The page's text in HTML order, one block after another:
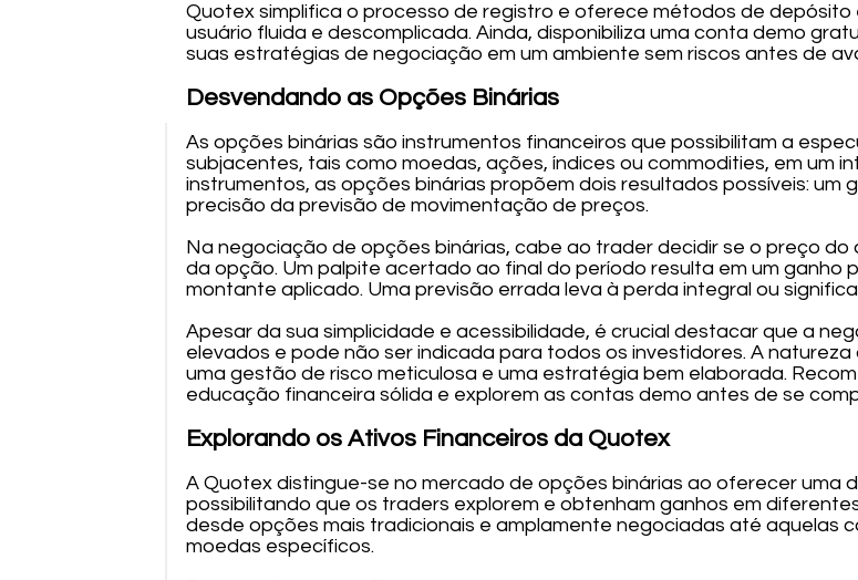
Quotex simplifica o processo de registro e oferece métodos de depósito
usuário fluida e descomplicada. Ainda, disponibiliza uma conta demo
suas estratégias de negociação em um ambiente sem riscos antes de
Desvendando as Opções Binárias
As opções binárias são instrumentos financeiros que possibilitam a
subjacentes, tais como moedas, ações, índices ou commodities, em um
instrumentos, as opções binárias propõem dois resultados possíveis: um
precisão da previsão de movimentação de preços.
Na negociação de opções binárias, cabe ao trader decidir se o preço
da opção. Um palpite acertado ao final do período resulta em um
montante aplicado. Uma previsão errada leva à perda integral ou
Apesar da sua simplicidade e acessibilidade, é crucial destacar que a
elevados e pode não ser indicada para todos os investidores. A
uma gestão de risco meticulosa e uma estratégia bem elaborada.
educação financeira sólida e explorem as contas demo antes de se
Explorando os Ativos Financeiros da Quotex
A Quotex distingue-se no mercado de opções binárias ao oferecer uma
possibilitando que os traders explorem e obtenham ganhos em
desde opções mais tradicionais e amplamente negociadas até aquelas
moedas específicos.